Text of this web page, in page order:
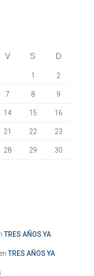
V S D
1 2
7 8 9
14 15 16
21 22 23
28 29 30
TRES AÑOS YA
en TRES AÑOS YA